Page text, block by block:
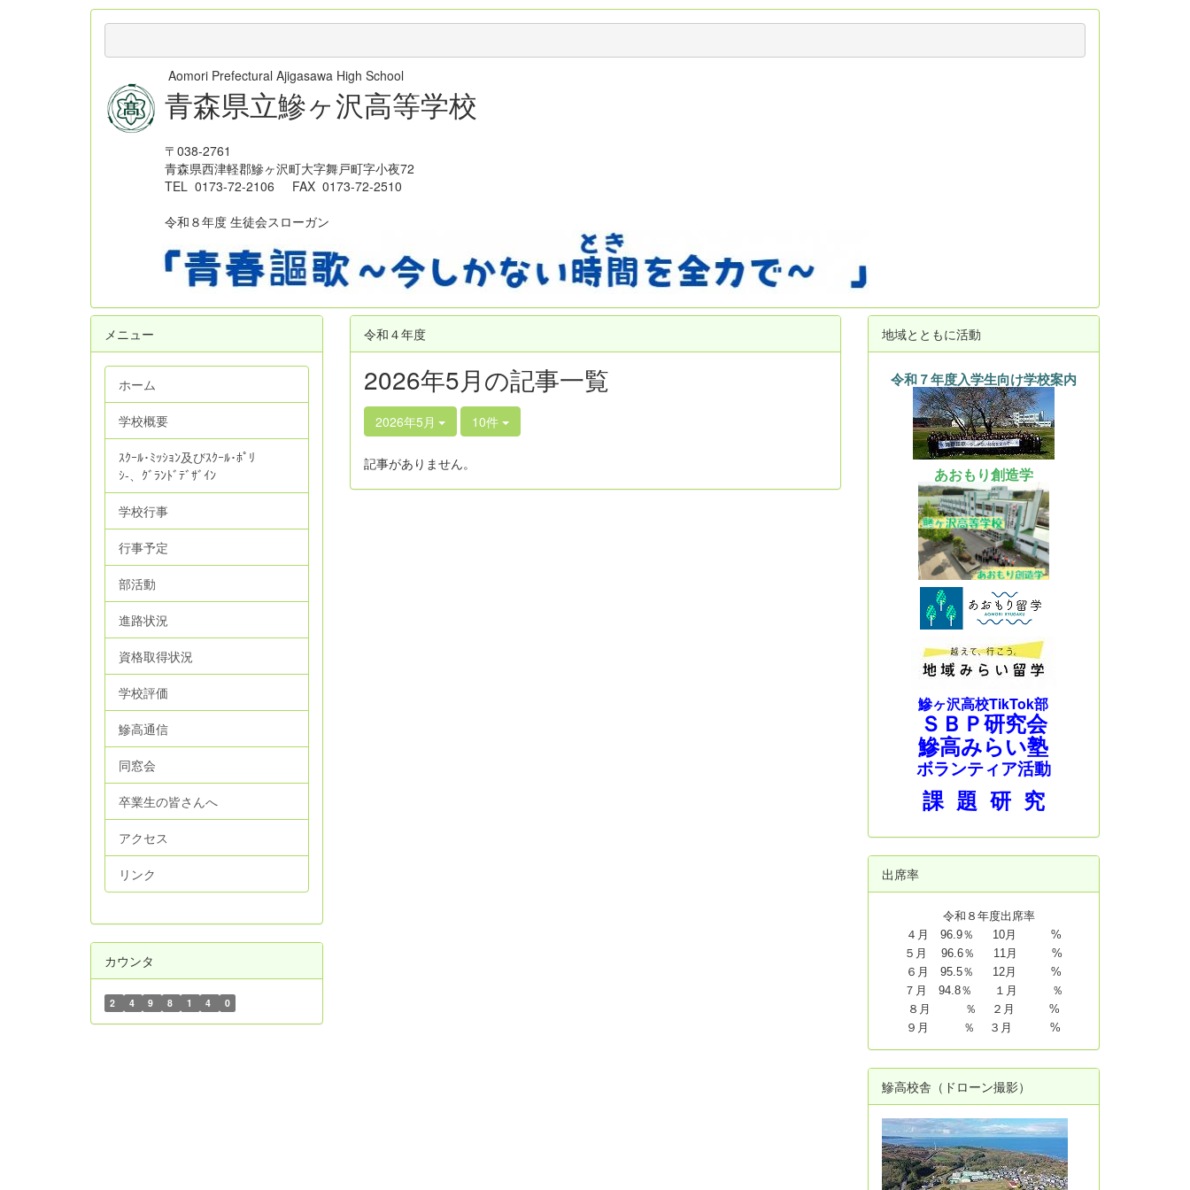
Aomori Prefectural Ajigasawa High School
青森県立鰺ヶ沢高等学校
〒038-2761
青森県西津軽郡鰺ヶ沢町大字舞戸町字小夜72
TEL 0173-72-2106 FAX 0173-72-2510
令和８年度 生徒会スローガン
令和４年度
2026年5月の記事一覧
2026年5月 10件
記事がありません。
メニュー
ホーム
学校概要
ｽｸｰﾙ･ﾐｯｼｮﾝ及びｽｸｰﾙ･ﾎﾟﾘ
ｼ‐、ｸﾞﾗﾝﾄﾞﾃﾞｻﾞｲﾝ
学校行事
行事予定
部活動
進路状況
資格取得状況
学校評価
鰺高通信
同窓会
卒業生の皆さんへ
アクセス
リンク
カウンタ
2 4 9 8 1 4 0
地域とともに活動
令和７年度入学生向け学校案内
あおもり創造学
鰺ヶ沢高校TikTok部
ＳＢＰ研究会
鰺高みらい塾
ボランティア活動
課 題 研 究
出席率
令和８年度出席率
４月 96.9％ 10月 %
５月 96.6％ 11月 %
６月 95.5％ 12月 %
７月 94.8％ １月 ％
８月 ％ ２月 %
９月 ％ ３月 %
鰺高校舎（ドローン撮影）